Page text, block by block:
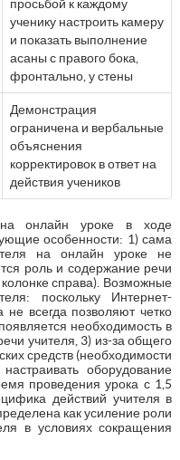
просьбой к каждому
ученику настроить камеру
и показать выполнение
асаны с правого бока,
фронтально, у стены
Демонстрация
ограничена и вербальные
объяснения
корректировок в ответ на
действия учеников
на онлайн уроке в ходе
особенности: 1) сама
на онлайн уроке не
роль и содержание речи
справа). Возможные
поскольку Интернет-
не всегда позволяют четко
необходимость в
учителя, 3) из-за общего
средств (необходимости
оборудование
проведения урока с 1,5
действий учителя в
как усиление роли
в условиях сокращения